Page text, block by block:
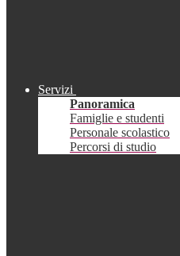
Servizi
Panoramica
Famiglie e studenti
Personale scolastico
Percorsi di studio